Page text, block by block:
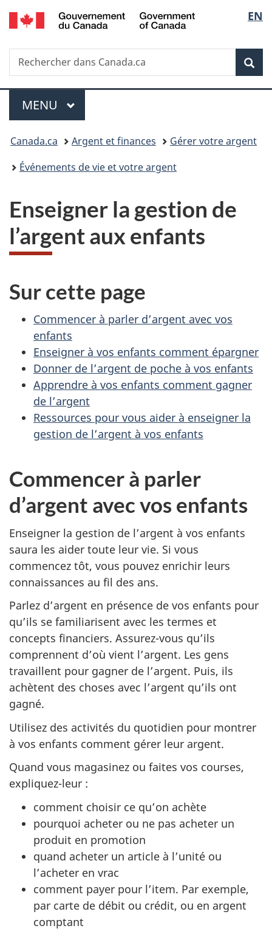
Passer
au
principal
Passer
à
Au
du
Passer
à
version
simplifiée
de
la
EN
Recherche
Rechercher
dans
Menu
MENU PRINCIPAL
Vous
êtes
Canada.ca Argent et finances
Gérer votre argent
Événements de vie et votre argent
Enseigner la gestion de
l’argent aux enfants
Sur cette page
Commencer à parler d’argent avec vos
enfants
Enseigner à vos enfants comment épargner
Donner de l’argent de poche à vos enfants
Apprendre à vos enfants comment gagner
de l’argent
Ressources pour vous aider à enseigner la
gestion de l’argent à vos enfants
Commencer à parler
d’argent avec vos enfants
Enseigner la gestion de l’argent à vos enfants
saura les aider toute leur vie. Si vous
commencez tôt, vous pouvez enrichir leurs
connaissances au fil des ans.
Parlez d’argent en présence de vos enfants pour
qu’ils se familiarisent avec les termes et
concepts financiers. Assurez-vous qu’ils
comprennent d’où vient l’argent. Les gens
travaillent pour gagner de l’argent. Puis, ils
achètent des choses avec l’argent qu’ils ont
gagné.
Utilisez des activités du quotidien pour montrer
à vos enfants comment gérer leur argent.
Quand vous magasinez ou faites vos courses,
expliquez-leur :
comment choisir ce qu’on achète
pourquoi acheter ou ne pas acheter un
produit en promotion
quand acheter un article à l’unité ou
l’acheter en vrac
comment payer pour l’item. Par exemple,
par carte de débit ou crédit, ou en argent
comptant